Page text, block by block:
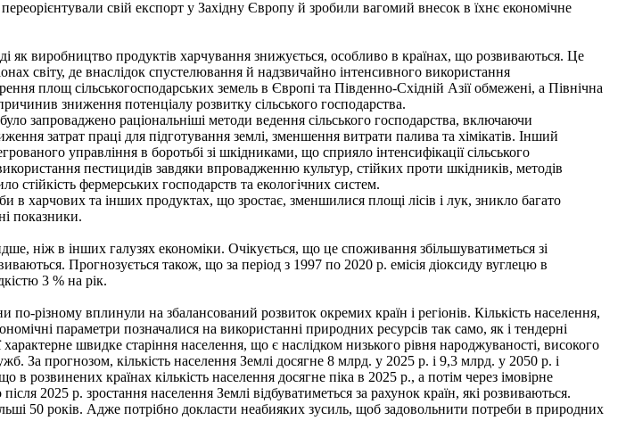
свій експорт у Західну Європу й зробили вагомий внесок в їхнє економічне
як виробництво продуктів харчування знижується, особливо в країнах, що розвиваються. Це
світу, де внаслідок спустелювання й надзвичайно інтенсивного використання
площ сільськогосподарських земель в Європі та Південно-Східній Азії обмежені, а Північна
зниження потенціалу розвитку сільського господарства.
запроваджено раціональніші методи ведення сільського господарства, включаючи
затрат праці для підготування землі, зменшення витрати палива та хімікатів. Інший
управління в боротьбі зі шкідниками, що сприяло інтенсифікації сільського
пестицидів завдяки впровадженню культур, стійких проти шкідників, методів
стійкість фермерських господарств та екологічних систем.
в харчових та інших продуктах, що зростає, зменшилися площі лісів і лук, зникло багато
показники.
ніж в інших галузях економіки. Очікується, що це споживання збільшуватиметься зі
Прогнозується також, що за період з 1997 по 2020 р. емісія діоксиду вуглецю в
3 % на рік.
різному вплинули на збалансований розвиток окремих країн і регіонів. Кількість населення,
параметри позначалися на використанні природних ресурсів так само, як і тендерні
швидке старіння населення, що є наслідком низького рівня народжуваності, високого
За прогнозом, кількість населення Землі досягне 8 млрд. у 2025 р. і 9,3 млрд. у 2050 р. і
в розвинених країнах кількість населення досягне піка в 2025 р., а потім через імовірне
2025 р. зростання населення Землі відбуватиметься за рахунок країн, які розвиваються.
50 років. Адже потрібно докласти неабияких зусиль, щоб задовольнити потреби в природних